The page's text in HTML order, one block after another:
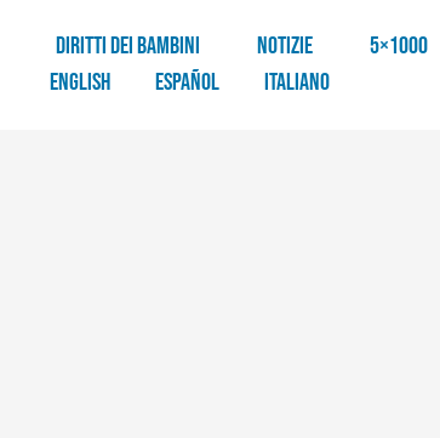
DIRITTI DEI BAMBINI NOTIZIE 5×1000
English
Español Italiano